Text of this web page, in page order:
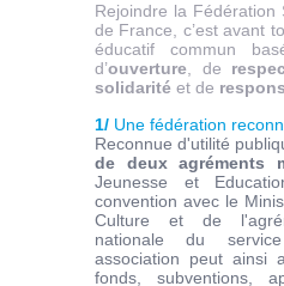
Rejoindre la Fédération
de France, c’est avant
éducatif commun
d’ouverture, de
solidarité et de
1/ Une fédération
Reconnue d'utilité
de deux agréments
Jeunesse et
convention avec le
Culture et de
nationale du
association peut ainsi
fonds, subventions,